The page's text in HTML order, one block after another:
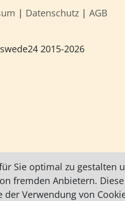
| Datenschutz | AGB
2015-2026
Sie optimal zu gestalten
fremden Anbietern.
der Verwendung von